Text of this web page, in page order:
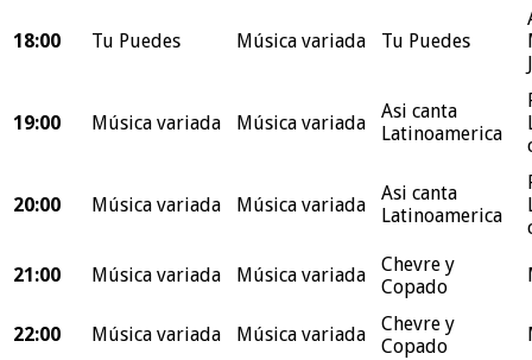
18:00 Tu Puedes Música variada Tu Puedes
19:00 Música variada Música variada
Asi canta
Latinoamerica
20:00 Música variada Música variada
Asi canta
Latinoamerica
21:00 Música variada Música variada
Chevre y
Copado
22:00 Música variada Música variada
Chevre y
Copado